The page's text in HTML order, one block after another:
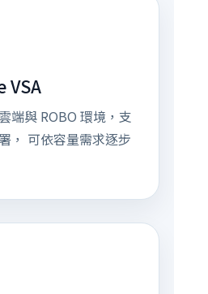
VSA
端與 ROBO 環境，支
， 可依容量需求逐步